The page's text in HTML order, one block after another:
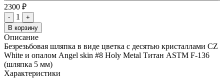
2300 ₽
- 1
+
В корзину
Описание
Безрезьбовая шляпка в виде цветка с десятью кристаллами CZ
White и опалом Angel skin #8 Holy Metal Титан ASTM F-136
(шляпка 5 мм)
Характеристики